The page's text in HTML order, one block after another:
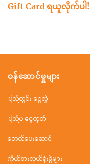
Gift Card ရယူလိုက်ပါ!
ဝန်ဆောင်မှုများ
ပြည်တွင်း ငွေလွှဲ
ပြည်ပ ငွေထုတ်
ဘေလ်ပေးဆောင်
ကိုယ်စားလှယ်ရုံးခွဲများ